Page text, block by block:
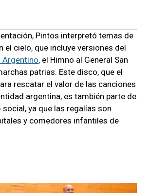
Pintos interpretó temas de
el cielo, que incluye versiones del
Argentino, el Himno al General San
patrias. Este disco, que el
rescatar el valor de las canciones
argentina, es también parte de
social, ya que las regalías son
y comedores infantiles de